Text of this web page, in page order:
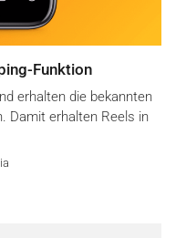
Funktion
erhalten die bekannten
Damit erhalten Reels in